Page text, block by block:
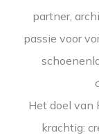
partner,
passie voor
Het doel van
krachtig: